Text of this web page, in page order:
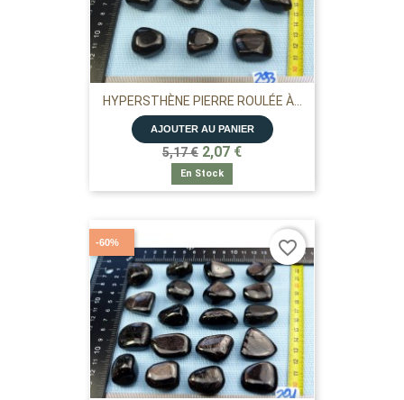
HYPERSTHÈNE PIERRE ROULÉE À...
AJOUTER AU PANIER
5,17 € 2,07 €
En Stock
-60% favorite_border